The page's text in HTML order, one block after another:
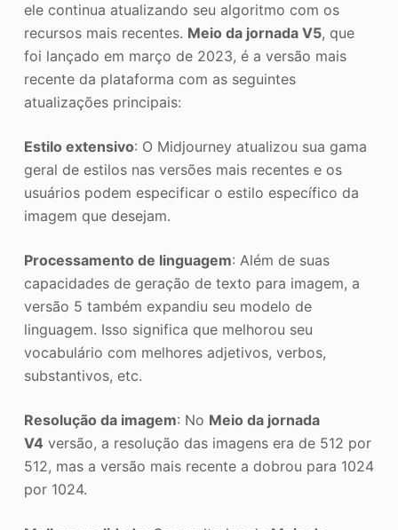
ele continua atualizando seu algoritmo com os
recursos mais recentes. Meio da jornada V5, que
foi lançado em março de 2023, é a versão mais
recente da plataforma com as seguintes
atualizações principais:
Estilo extensivo: O Midjourney atualizou sua gama
geral de estilos nas versões mais recentes e os
usuários podem especificar o estilo específico da
imagem que desejam.
Processamento de linguagem: Além de suas
capacidades de geração de texto para imagem, a
versão 5 também expandiu seu modelo de
linguagem. Isso significa que melhorou seu
vocabulário com melhores adjetivos, verbos,
substantivos, etc.
Resolução da imagem: No Meio da jornada
V4 versão, a resolução das imagens era de 512 por
512, mas a versão mais recente a dobrou para 1024
por 1024.